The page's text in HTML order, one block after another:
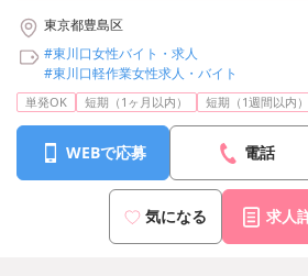
東京都豊島区
#東川口女性バイト・求人
#東川口軽作業女性求人・バイト
単発OK 短期（1ヶ月以内） 短期（1週間以内）
WEBで応募 電話
気になる 求人